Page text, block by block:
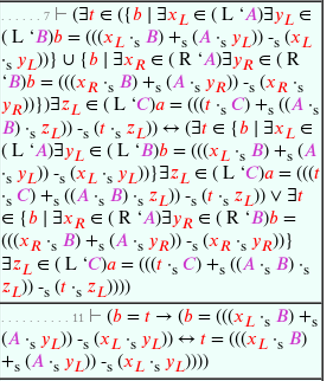
. . . . . . 7 ⊢ (∃𝑡 ∈ ({𝑏 ∣ ∃𝑥𝐿 ∈ ( L ‘𝐴)∃𝑦𝐿 ∈
( L ‘𝐵)𝑏 = (((𝑥𝐿 ·s 𝐵) +s (𝐴 ·s 𝑦𝐿)) -s (𝑥𝐿
·s 𝑦𝐿))} ∪ {𝑏 ∣ ∃𝑥𝑅 ∈ ( R ‘𝐴)∃𝑦𝑅 ∈ ( R
‘𝐵)𝑏 = (((𝑥𝑅 ·s 𝐵) +s (𝐴 ·s 𝑦𝑅)) -s (𝑥𝑅 ·s
𝑦𝑅))})∃𝑧𝐿 ∈ ( L ‘𝐶)𝑎 = (((𝑡 ·s 𝐶) +s ((𝐴 ·s
𝐵) ·s 𝑧𝐿)) -s (𝑡 ·s 𝑧𝐿)) ↔ (∃𝑡 ∈ {𝑏 ∣ ∃𝑥𝐿 ∈
( L ‘𝐴)∃𝑦𝐿 ∈ ( L ‘𝐵)𝑏 = (((𝑥𝐿 ·s 𝐵) +s (𝐴
·s 𝑦𝐿)) -s (𝑥𝐿 ·s 𝑦𝐿))}∃𝑧𝐿 ∈ ( L ‘𝐶)𝑎 = (((𝑡
·s 𝐶) +s ((𝐴 ·s 𝐵) ·s 𝑧𝐿)) -s (𝑡 ·s 𝑧𝐿)) ∨ ∃𝑡
∈ {𝑏 ∣ ∃𝑥𝑅 ∈ ( R ‘𝐴)∃𝑦𝑅 ∈ ( R ‘𝐵)𝑏 =
(((𝑥𝑅 ·s 𝐵) +s (𝐴 ·s 𝑦𝑅)) -s (𝑥𝑅 ·s 𝑦𝑅))}
∃𝑧𝐿 ∈ ( L ‘𝐶)𝑎 = (((𝑡 ·s 𝐶) +s ((𝐴 ·s 𝐵) ·s
𝑧𝐿)) -s (𝑡 ·s 𝑧𝐿))))
. . . . . . . . . . 11 ⊢ (𝑏 = 𝑡 → (𝑏 = (((𝑥𝐿 ·s 𝐵) +s
(𝐴 ·s 𝑦𝐿)) -s (𝑥𝐿 ·s 𝑦𝐿)) ↔ 𝑡 = (((𝑥𝐿 ·s 𝐵)
+s (𝐴 ·s 𝑦𝐿)) -s (𝑥𝐿 ·s 𝑦𝐿))))